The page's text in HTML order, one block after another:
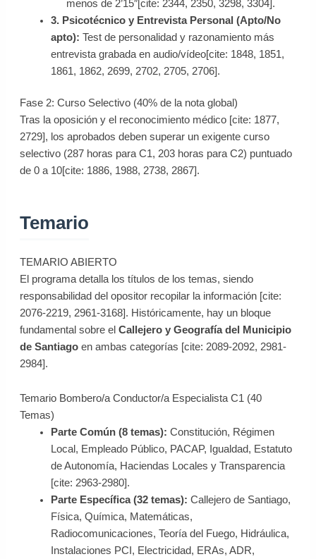
menos de 2’15″[cite: 2344, 2350, 3298, 3304].
3. Psicotécnico y Entrevista Personal (Apto/No
apto): Test de personalidad y razonamiento más
entrevista grabada en audio/vídeo[cite: 1848, 1851,
1861, 1862, 2699, 2702, 2705, 2706].
Fase 2: Curso Selectivo (40% de la nota global)
Tras la oposición y el reconocimiento médico [cite: 1877,
2729], los aprobados deben superar un exigente curso
selectivo (287 horas para C1, 203 horas para C2) puntuado
de 0 a 10[cite: 1886, 1988, 2738, 2867].
Temario
TEMARIO ABIERTO
El programa detalla los títulos de los temas, siendo
responsabilidad del opositor recopilar la información [cite:
2076-2219, 2961-3168]. Históricamente, hay un bloque
fundamental sobre el Callejero y Geografía del Municipio
de Santiagoen ambas categorías [cite: 2089-2092, 2981-
2984].
Temario Bombero/a Conductor/a Especialista C1 (40
Temas)
Parte Común (8 temas): Constitución, Régimen
Local, Empleado Público, PACAP, Igualdad, Estatuto
de Autonomía, Haciendas Locales y Transparencia
[cite: 2963-2980].
Parte Específica (32 temas): Callejero de Santiago,
Física, Química, Matemáticas,
Radiocomunicaciones, Teoría del Fuego, Hidráulica,
Instalaciones PCI, Electricidad, ERAs, ADR,